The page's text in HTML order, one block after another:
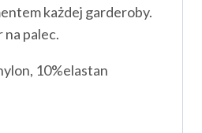
każdej garderoby.
palec.
10%elastan